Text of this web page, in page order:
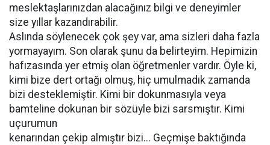
meslektaşlarınızdan alacağınız bilgi ve deneyimler
size yıllar kazandırabilir.
Aslında söylenecek çok şey var, ama sizleri daha fazla
yormayayım. Son olarak şunu da belirteyim. Hepimizin
hafızasında yer etmiş olan öğretmenler vardır. Öyle ki,
kimi bize dert ortağı olmuş, hiç umulmadık zamanda
bizi desteklemiştir. Kimi bir dokunmasıyla veya
bamteline dokunan bir sözüyle bizi sarsmıştır. Kimi
uçurumun
kenarından çekip almıştır bizi... Geçmişe baktığında